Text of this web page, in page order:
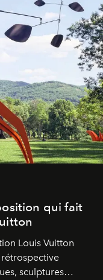
qui fait
Louis Vuitton
sculptures